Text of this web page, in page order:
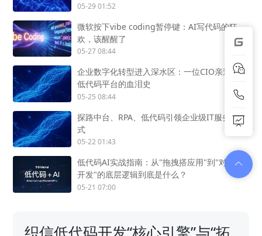
05-29 01:52
微软按下vibe coding暂停键：AI写代码的狂
欢，该醒醒了
05-27 08:44
企业数字化转型进入深水区：一位CIO亲述选型
低代码平台的血泪史
05-25 08:44
探路中台、RPA、低代码引领企业级IT服务未来
式
05-22 01:43
低代码AI实战指南：从"拖拽搭应用"到"对话即
开发"的底层逻辑到底是什么？
05-21 07:00
织信低代码开发“核心引擎”与“拓